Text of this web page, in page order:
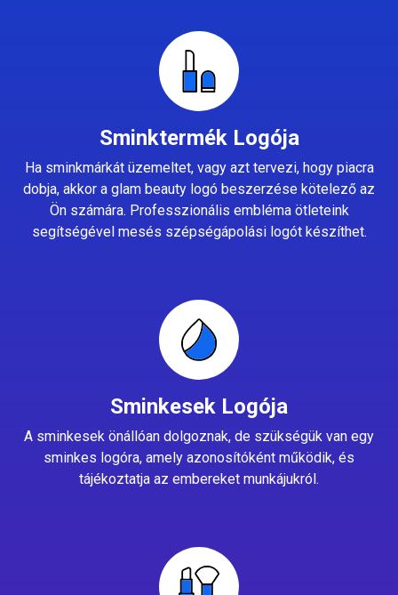
Sminktermék Logója
Ha sminkmárkát üzemeltet, vagy azt tervezi, hogy piacra
dobja, akkor a glam beauty logó beszerzése kötelező az
Ön számára. Professzionális embléma ötleteink
segítségével mesés szépségápolási logót készíthet.
Sminkesek Logója
A sminkesek önállóan dolgoznak, de szükségük van egy
sminkes logóra, amely azonosítóként működik, és
tájékoztatja az embereket munkájukról.